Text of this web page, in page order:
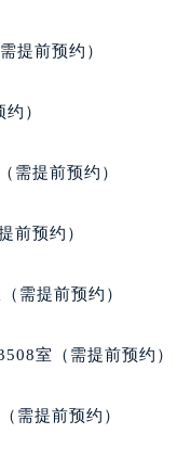
24层2406B室（需
金融中心写字楼（
（品牌授权店）3层
（品牌授权店）1层
室（需提前预约）
室（需提前预约）
写字楼9层907室（需
提前预约）
）
需提前预约）
前预约）
需提前预约）
室（需提前预约）
需提前预约）